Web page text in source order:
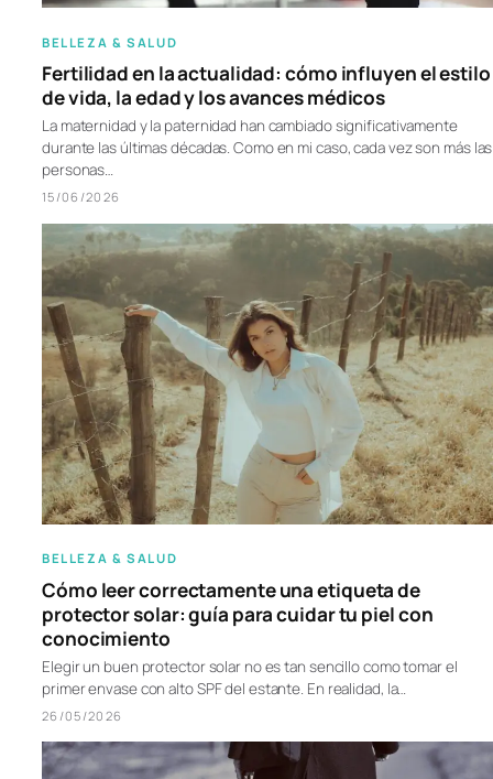
BELLEZA & SALUD
Fertilidad en la actualidad: cómo influyen el estilo
de vida, la edad y los avances médicos
La maternidad y la paternidad han cambiado significativamente
durante las últimas décadas. Como en mi caso, cada vez son más las
personas…
15/06/2026
BELLEZA & SALUD
Cómo leer correctamente una etiqueta de
protector solar: guía para cuidar tu piel con
conocimiento
Elegir un buen protector solar no es tan sencillo como tomar el
primer envase con alto SPF del estante. En realidad, la…
26/05/2026